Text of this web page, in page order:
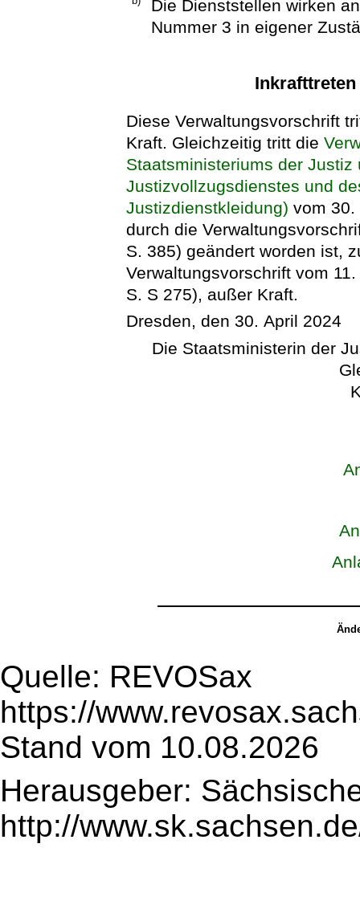
Die Dienststellen wirken
Nummer 3 in eigener
Diese Verwaltungsvorschrift
Kraft. Gleichzeitig tritt die
Staatsministeriums der
Justizvollzugsdienstes und
Justizdienstkleidung) vom 30.
durch die
S. 385) geändert worden ist,
Verwaltungsvorschrift vom
S. S 275), außer Kraft.
Dresden, den 30. April 2024
Die Staatsministerin der
Quelle: REVOSax
https://
Stand vom 10.08.2026
Herausgeber:
http://